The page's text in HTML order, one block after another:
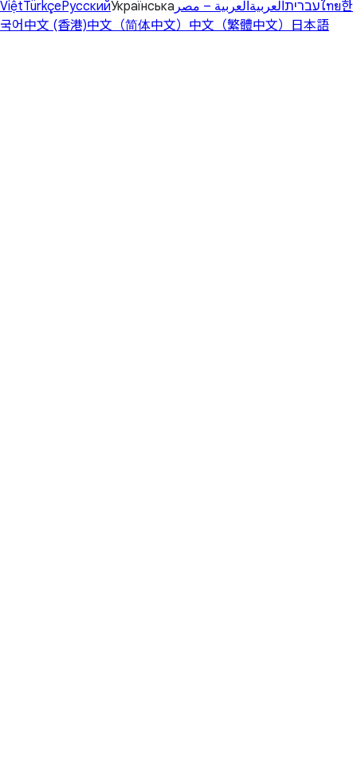
ViệtTürkçeРусскийУкраїнська עבריתالعربيةالعربية – مصر ไทย한
국어 中文 (香港)中文（简体中文） 中文（繁體中文） 日本語